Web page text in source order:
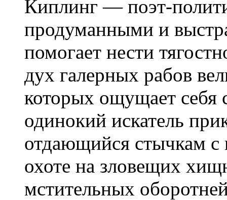
Киплинг — поэт-
продуманными и
помогает нести
дух галерных рабов
которых ощущает
одинокий искатель
отдающийся стычкам с
охоте на зловещих
мстительных